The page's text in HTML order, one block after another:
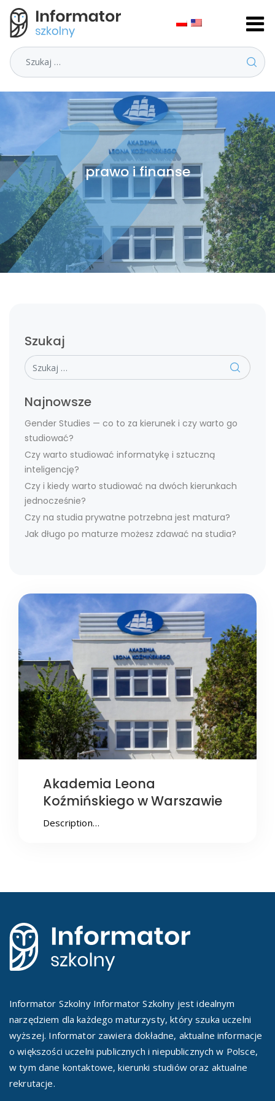
Szukaj
prawo i finanse
Szukaj
Szukaj
Najnowsze
Gender Studies — co to za kierunek i czy warto go
studiować?
Czy warto studiować informatykę i sztuczną
inteligencję?
Czy i kiedy warto studiować na dwóch kierunkach
jednocześnie?
Czy na studia prywatne potrzebna jest matura?
Jak długo po maturze możesz zdawać na studia?
Akademia Leona
Koźmińskiego w Warszawie
Description…
Informator Szkolny Informator Szkolny jest idealnym
narzędziem dla każdego maturzysty, który szuka uczelni
wyższej. Informator zawiera dokładne, aktualne informacje
o większości uczelni publicznych i niepublicznych w Polsce,
w tym dane kontaktowe, kierunki studiów oraz aktualne
rekrutacje.